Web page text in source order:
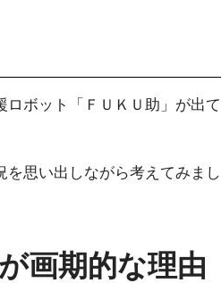
ボット「ＦＵＫＵ助」が出て
思い出しながら考えてみまし
画期的な理由